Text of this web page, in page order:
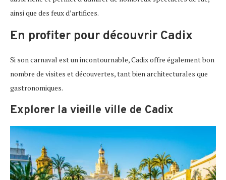
ainsi que des feux d’artifices.
En profiter pour découvrir Cadix
Si son carnaval est un incontournable, Cadix offre également bon
nombre de visites et découvertes, tant bien architecturales que
gastronomiques.
Explorer la vieille ville de Cadix